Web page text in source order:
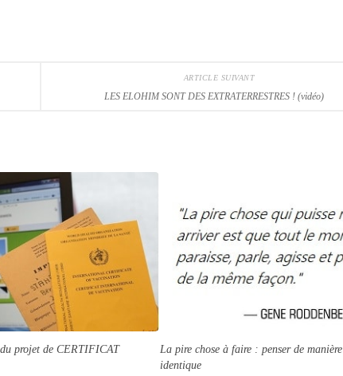
ARTICLE SUIVANT
LES ELOHIM SONT DES EXTRATERRESTRES ! (vidéo)
projet de CERTIFICAT
La pire chose à faire : penser de manière
identique